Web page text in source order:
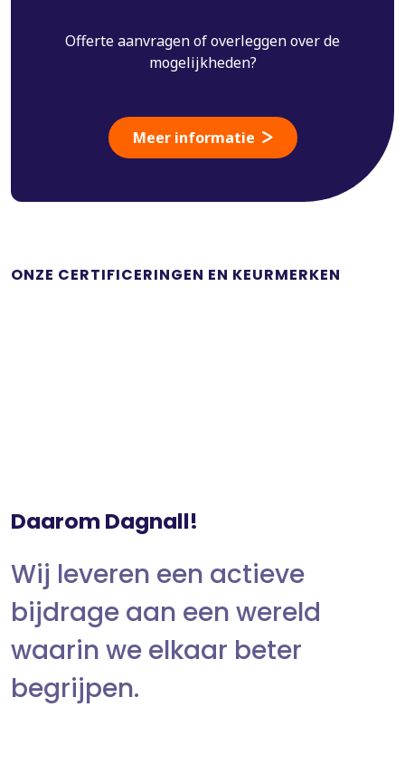
Offerte aanvragen of overleggen over de
mogelijkheden?
Meer informatie
ONZE CERTIFICERINGEN EN KEURMERKEN
Daarom Dagnall!
Wij leveren een actieve
bijdrage aan een wereld
waarin we elkaar beter
begrijpen.